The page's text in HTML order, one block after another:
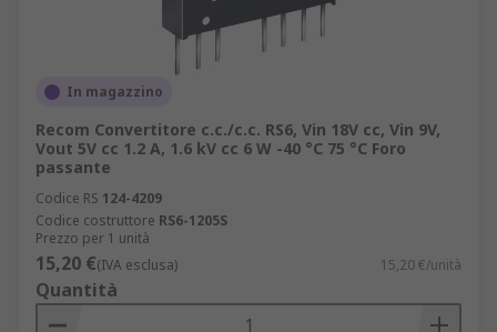
In magazzino
Recom Convertitore c.c./c.c. RS6, Vin 18V cc, Vin 9V,
Vout 5V cc 1.2 A, 1.6 kV cc 6 W -40 °C 75 °C Foro
passante
Codice RS 124-4209
Codice costruttore RS6-1205S
Prezzo per 1 unità
15,20 €(IVA esclusa) 15,20 €/unità
Quantità